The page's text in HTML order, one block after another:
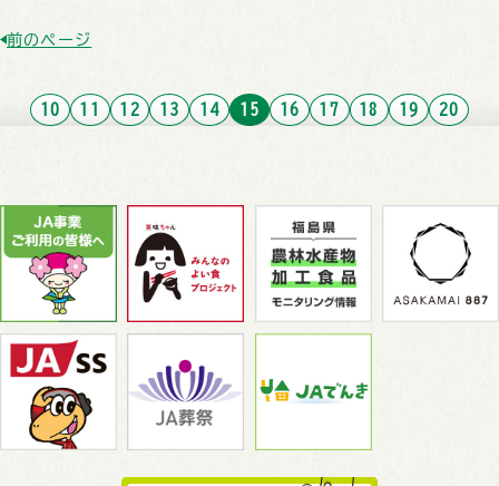
前のページ
10 11 12 13 14 15 16 17 18 19 20